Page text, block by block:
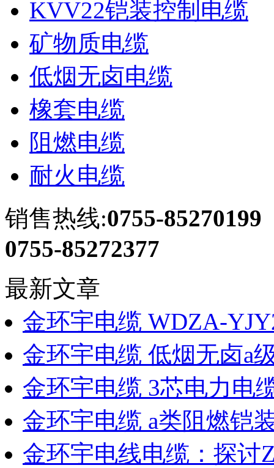
KVV22铠装控制电缆
矿物质电缆
低烟无卤电缆
橡套电缆
阻燃电缆
耐火电缆
销售热线:0755-85270199
0755-85272377
最新文章
金环宇电缆 WDZA-
金环宇电缆 低烟无卤a
金环宇电缆 3芯电力电
金环宇电缆 a类阻燃铠
金环宇电线电缆：探讨